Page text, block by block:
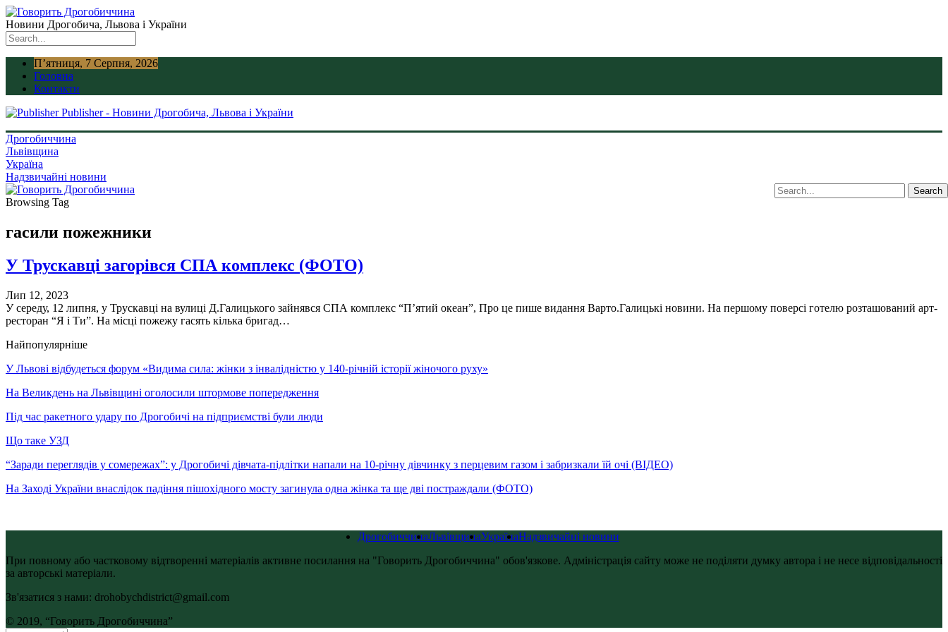
Новини Дрогобича, Львова і України
П’ятниця, 7 Серпня, 2026
Головна
Контакти
Publisher - Новини Дрогобича, Львова і України
Дрогобиччина
Львівщина
Україна
Надзвичайні новини
Browsing Tag
гасили пожежники
У Трускавці загорівся СПА комплекс (ФОТО)
Лип 12, 2023
У середу, 12 липня, у Трускавці на вулиці Д.Галицького зайнявся СПА комплекс “П’ятий океан”, Про це пише видання Варто.Галицькі новини. На першому поверсі готелю розташований арт-
ресторан “Я і Ти”. На місці пожежу гасять кілька бригад…
Найпопулярніше
У Львові відбудеться форум «Видима сила: жінки з інвалідністю у 140-річній історії жіночого руху»
На Великдень на Львівщині оголосили штормове попередження
Під час ракетного удару по Дрогобичі на підприємстві були люди
Що таке УЗД
“Заради переглядів у сомережах”: у Дрогобичі дівчата-підлітки напали на 10-річну дівчинку з перцевим газом і забризкали їй очі (ВІДЕО)
На Заході України внаслідок падіння пішохідного мосту загинула одна жінка та ще дві постраждали (ФОТО)
ДрогобиччинаЛьвівщинаУкраїнаНадзвичайні новини
При повному або частковому відтворенні матеріалів активне посилання на "Говорить Дрогобиччина" обов'язкове. Адміністрація сайту може не поділяти думку автора і не несе відповідальності
за авторські матеріали.
Зв'язатися з нами: drohobychdistrict@gmail.com
© 2019, “Говорить Дрогобиччина”